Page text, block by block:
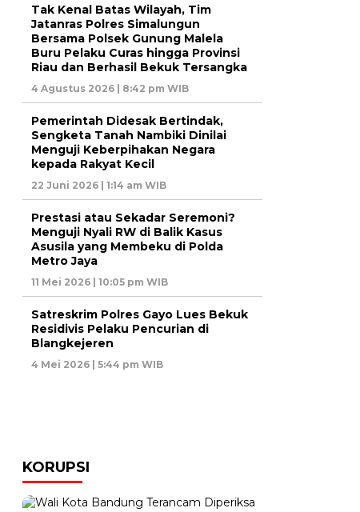
Tak Kenal Batas Wilayah, Tim
Jatanras Polres Simalungun
Bersama Polsek Gunung Malela
Buru Pelaku Curas hingga Provinsi
Riau dan Berhasil Bekuk Tersangka
4 Agustus 2026 | 8:42 pm WIB
Pemerintah Didesak Bertindak,
Sengketa Tanah Nambiki Dinilai
Menguji Keberpihakan Negara
kepada Rakyat Kecil
22 Juni 2026 | 1:14 am WIB
Prestasi atau Sekadar Seremoni?
Menguji Nyali RW di Balik Kasus
Asusila yang Membeku di Polda
Metro Jaya
11 Mei 2026 | 10:05 pm WIB
Satreskrim Polres Gayo Lues Bekuk
Residivis Pelaku Pencurian di
Blangkejeren
4 Mei 2026 | 5:44 pm WIB
KORUPSI